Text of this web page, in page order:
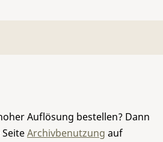
Auflösung bestellen? Dann
Archivbenutzung auf